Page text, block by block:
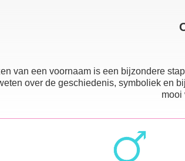
van een voornaam is een bijzondere
over de geschiedenis, symboliek en
mooi